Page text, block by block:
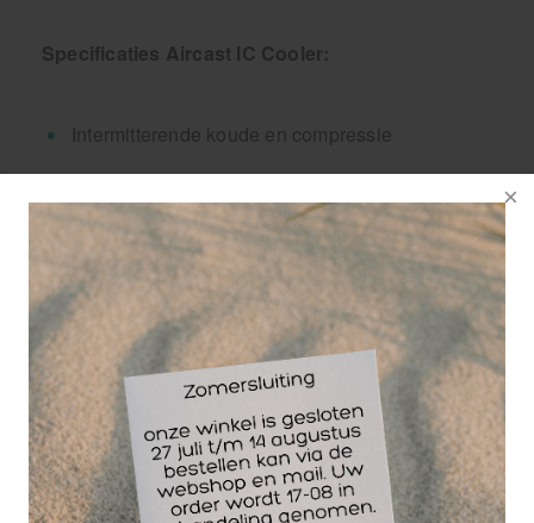
Specificaties Aircast IC Cooler:
Intermitterende koude en compressie
Help postoperatieve zwelling te verminderen
Geïntegreerde pneumatische pomp
Ontworpen voor veiligheid en gebruiksgemak
Zwaartekracht en gemotoriseerde opties